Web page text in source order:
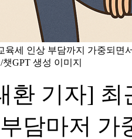
육세 인상 부담까지 가중되면
GPT 생성 이미지
환 기자]
담마저 가